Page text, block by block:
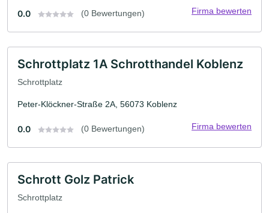
0.0 (0 Bewertungen) Firma bewerten
Schrottplatz 1A Schrotthandel Koblenz
Schrottplatz
Peter-Klöckner-Straße 2A, 56073 Koblenz
0.0 (0 Bewertungen) Firma bewerten
Schrott Golz Patrick
Schrottplatz